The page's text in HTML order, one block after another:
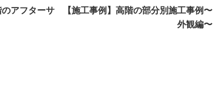
のアフターサ
【施工事例】高階の部分別施工事例〜
外観編〜